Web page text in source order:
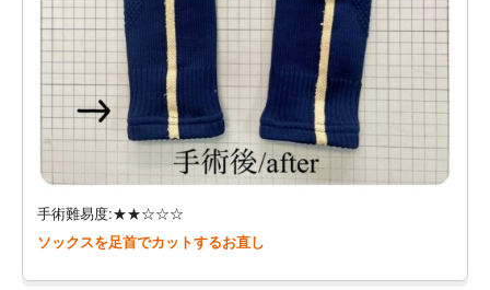
手術難易度:★★☆☆☆
ソックスを足首でカットするお直し